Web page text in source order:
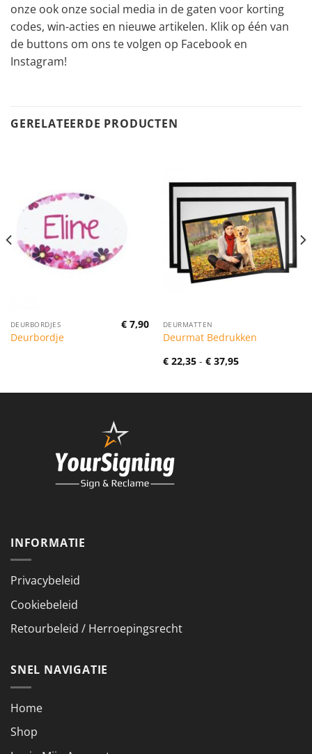
onze ook onze social media in de gaten voor korting
codes, win-acties en nieuwe artikelen. Klik op één van
de buttons om ons te volgen op Facebook en
Instagram!
GERELATEERDE PRODUCTEN
DEURBORDJES
Deurbordje
€ 7,90 DEURMATTEN
Deurmat Bedrukken
€22,35 - €37,95Prijsklasse:
INFORMATIE
Privacybeleid
Cookiebeleid
Retourbeleid / Herroepingsrecht
SNEL NAVIGATIE
Home
Shop